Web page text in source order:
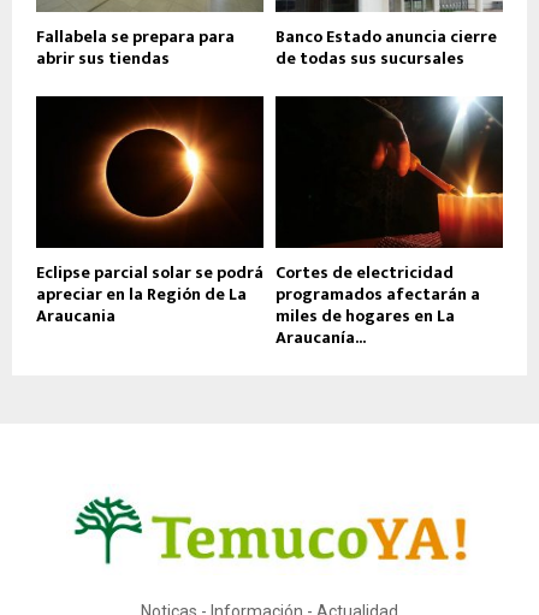
Fallabela se prepara para
abrir sus tiendas
Banco Estado anuncia cierre
de todas sus sucursales
Eclipse parcial solar se podrá
apreciar en la Región de La
Araucania
Cortes de electricidad
programados afectarán a
miles de hogares en La
Araucanía...